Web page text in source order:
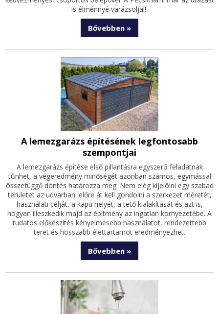
is élménnyé varázsoljal!
Bővebben »
A lemezgarázs építésének legfontosabb
szempontjai
A lemezgarázs építése első pillantásra egyszerű feladatnak
tűnhet, a végeredmény minőségét azonban számos, egymással
összefüggő döntés határozza meg. Nem elég kijelölni egy szabad
területet az udvarban: előre át kell gondolni a szerkezet méretét,
használati célját, a kapu helyét, a tető kialakítását és azt is,
hogyan illeszkedik majd az építmény az ingatlan környezetébe. A
tudatos előkészítés kényelmesebb használatot, rendezettebb
teret és hosszabb élettartamot eredményezhet.
Bővebben »